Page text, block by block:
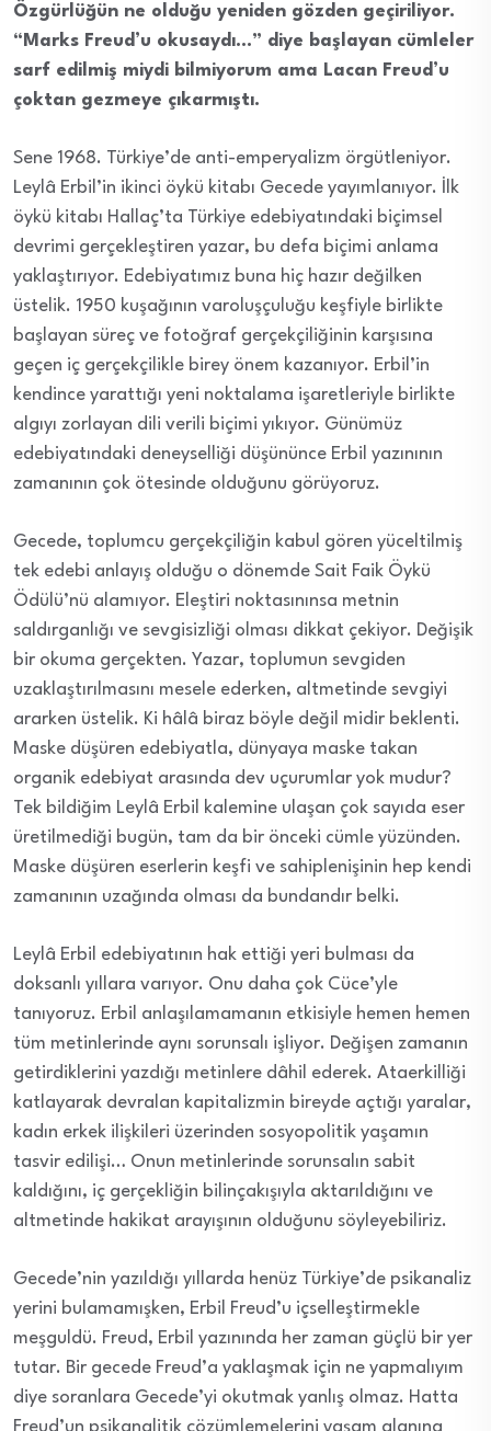
Özgürlüğün ne olduğu yeniden gözden geçiriliyor.
“Marks Freud’u okusaydı…” diye başlayan cümleler
sarf edilmiş miydi bilmiyorum ama Lacan Freud’u
çoktan gezmeye çıkarmıştı.
Sene 1968. Türkiye’de anti-emperyalizm örgütleniyor.
Leylâ Erbil’in ikinci öykü kitabı Gecede yayımlanıyor. İlk
öykü kitabı Hallaç’ta Türkiye edebiyatındaki biçimsel
devrimi gerçekleştiren yazar, bu defa biçimi anlama
yaklaştırıyor. Edebiyatımız buna hiç hazır değilken
üstelik. 1950 kuşağının varoluşçuluğu keşfiyle birlikte
başlayan süreç ve fotoğraf gerçekçiliğinin karşısına
geçen iç gerçekçilikle birey önem kazanıyor. Erbil’in
kendince yarattığı yeni noktalama işaretleriyle birlikte
algıyı zorlayan dili verili biçimi yıkıyor. Günümüz
edebiyatındaki deneyselliği düşününce Erbil yazınının
zamanının çok ötesinde olduğunu görüyoruz.
Gecede, toplumcu gerçekçiliğin kabul gören yüceltilmiş
tek edebi anlayış olduğu o dönemde Sait Faik Öykü
Ödülü’nü alamıyor. Eleştiri noktasınınsa metnin
saldırganlığı ve sevgisizliği olması dikkat çekiyor. Değişik
bir okuma gerçekten. Yazar, toplumun sevgiden
uzaklaştırılmasını mesele ederken, altmetinde sevgiyi
ararken üstelik. Ki hâlâ biraz böyle değil midir beklenti.
Maske düşüren edebiyatla, dünyaya maske takan
organik edebiyat arasında dev uçurumlar yok mudur?
Tek bildiğim Leylâ Erbil kalemine ulaşan çok sayıda eser
üretilmediği bugün, tam da bir önceki cümle yüzünden.
Maske düşüren eserlerin keşfi ve sahiplenişinin hep kendi
zamanının uzağında olması da bundandır belki.
Leylâ Erbil edebiyatının hak ettiği yeri bulması da
doksanlı yıllara varıyor. Onu daha çok Cüce’yle
tanıyoruz. Erbil anlaşılamamanın etkisiyle hemen hemen
tüm metinlerinde aynı sorunsalı işliyor. Değişen zamanın
getirdiklerini yazdığı metinlere dâhil ederek. Ataerkilliği
katlayarak devralan kapitalizmin bireyde açtığı yaralar,
kadın erkek ilişkileri üzerinden sosyopolitik yaşamın
tasvir edilişi… Onun metinlerinde sorunsalın sabit
kaldığını, iç gerçekliğin bilinçakışıyla aktarıldığını ve
altmetinde hakikat arayışının olduğunu söyleyebiliriz.
Gecede’nin yazıldığı yıllarda henüz Türkiye’de psikanaliz
yerini bulamamışken, Erbil Freud’u içselleştirmekle
meşguldü. Freud, Erbil yazınında her zaman güçlü bir yer
tutar. Bir gecede Freud’a yaklaşmak için ne yapmalıyım
diye soranlara Gecede’yi okutmak yanlış olmaz. Hatta
Freud’un psikanalitik çözümlemelerini yaşam alanına